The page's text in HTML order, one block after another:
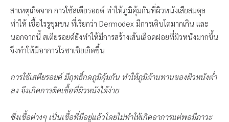
สาเหตุเกิดจาก การใช้สเตียรอยด์ ทำให้ภูมิคุ้มกันที่ผิวหนังเสียสมดุล
ทำให้ เชื้อไรรูขุมขน ที่เรียกว่า Dermodex มีการเติบโตมากเกิน และ
นอกจากนี้ สเตียรอยด์ยังทำให้มีการสร้างเส้นเลือดฝอยที่ผิวหนังมากขึ้น
จึงทำให้มีอาการโรซาเซียเกิดขึ้น
การใช้เสตียรอยด์ มีฤทธิ์กดภูมิคุ้มกัน ทำให้ภูมิต้านทานของผิวหนังต่ำ
ลง จึงเกิดการติดเชื้อที่ผิวหนังได้ง่าย
ซึ่งเชื้อต่างๆ เป็นเชื้อที่มีอยู่แล้วโดยไม่ทำให้เกิดอาการแต่พอมีภาวะ